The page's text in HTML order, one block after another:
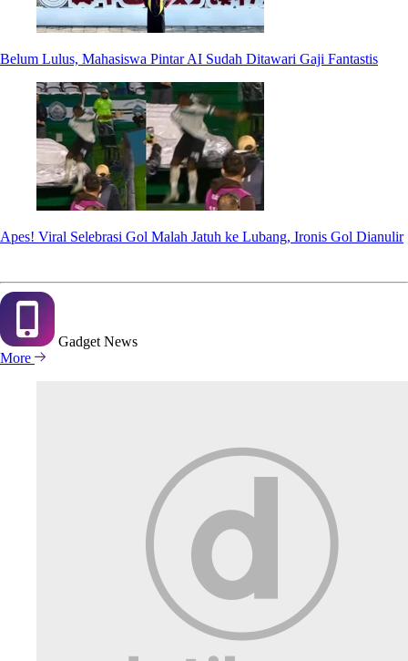
Belum Lulus, Mahasiswa Pintar AI Sudah Ditawari Gaji Fantastis
Apes! Viral Selebrasi Gol Malah Jatuh ke Lubang, Ironis Gol Dianulir
Gadget News
More